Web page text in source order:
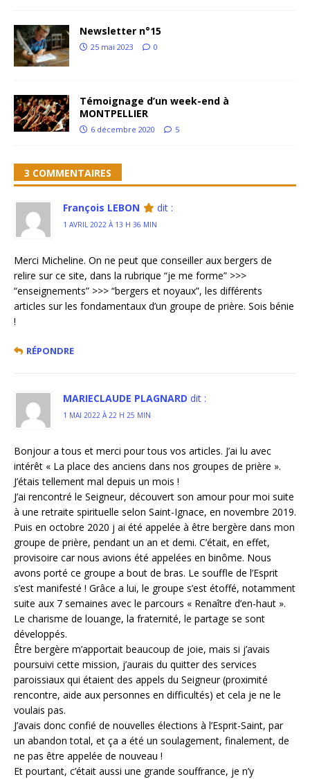
Newsletter n°15
25 mai 2023 0
Témoignage d’un week-end à
MONTPELLIER
6 décembre 2020 5
3 COMMENTAIRES
François LEBON dit :
1 AVRIL 2022 À 13 H 36 MIN
Merci Micheline. On ne peut que conseiller aux bergers de
relire sur ce site, dans la rubrique “je me forme” >>>
“enseignements” >>> “bergers et noyaux”, les différents
articles sur les fondamentaux d’un groupe de prière. Sois bénie
!
RÉPONDRE
MARIECLAUDE PLAGNARD dit :
1 MAI 2022 À 22 H 25 MIN
Bonjour a tous et merci pour tous vos articles. J’ai lu avec
intérêt « La place des anciens dans nos groupes de prière ».
J’étais tellement mal depuis un mois !
J’ai rencontré le Seigneur, découvert son amour pour moi suite
à une retraite spirituelle selon Saint-Ignace, en novembre 2019.
Puis en octobre 2020 j ai été appelée à être bergère dans mon
groupe de prière, pendant un an et demi. C’était, en effet,
provisoire car nous avions été appelées en binôme. Nous
avons porté ce groupe a bout de bras. Le souffle de l’Esprit
s’est manifesté ! Grâce a lui, le groupe s’est étoffé, notamment
suite aux 7 semaines avec le parcours « Renaître d’en-haut ».
Le charisme de louange, la fraternité, le partage se sont
développés.
Être bergère m’apportait beaucoup de joie, mais si j’avais
poursuivi cette mission, j’aurais du quitter des services
paroissiaux qui étaient des appels du Seigneur (proximité
rencontre, aide aux personnes en difficultés) et cela je ne le
voulais pas.
J’avais donc confié de nouvelles élections à l’Esprit-Saint, par
un abandon total, et ça a été un soulagement, finalement, de
ne pas être appelée de nouveau !
Et pourtant, c’était aussi une grande souffrance, je n’y